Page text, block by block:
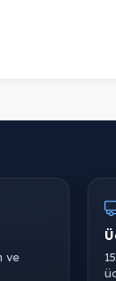
ve